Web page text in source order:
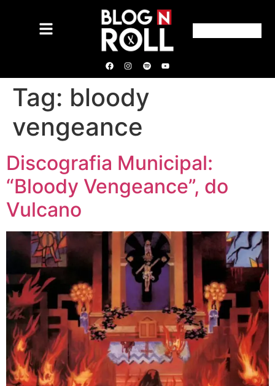
Tag: bloody
vengeance
Discografia Municipal:
“Bloody Vengeance”, do
Vulcano